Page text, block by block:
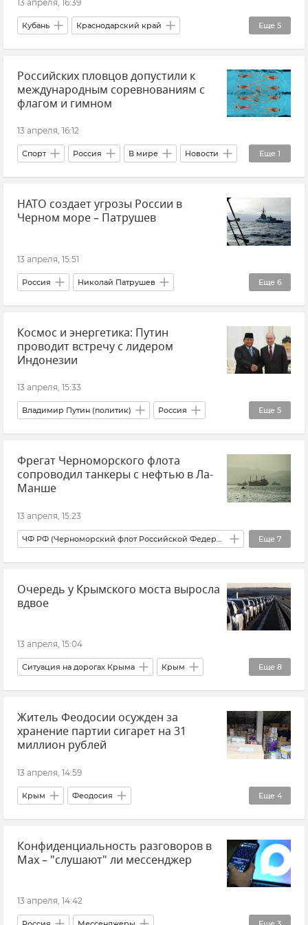
13 апреля, 16:39
Еще 5
Кубань Краснодарский край
МВД по Краснодарскому краю
Происшествия ДТП Армавир
Новости
Российских пловцов допустили к
международным соревнованиям с
флагом и гимном
13 апреля, 16:12
Еще 1
Спорт Россия В мире Новости
Плавание
НАТО создает угрозы России в
Черном море – Патрушев
13 апреля, 15:51
Еще 6
Россия Николай Патрушев
Черное море НАТО Контингент НАТО
Румыния Безопасность Новости
Космос и энергетика: Путин
проводит встречу с лидером
Индонезии
13 апреля, 15:33
Еще 5
Владимир Путин (политик) Россия
Индонезия Политика
Внешняя политика Новости
Экономика
Фрегат Черноморского флота
сопроводил танкеры с нефтью в Ла-
Манше
13 апреля, 15:23
Еще 7
Россия В мире Безопасность
Великобритания Армия и флот
Очередь у Крымского моста выросла
вдвое
13 апреля, 15:04
Еще 8
Ситуация на дорогах Крыма Крым
Крымский мост
Очереди на Крымском мосту Транспорт
Логистика Керчь
Житель Феодосии осужден за
хранение партии сигарет на 31
миллион рублей
13 апреля, 14:59
Еще 4
Крым Феодосия
Прокуратура Республики Крым
Уголовный кодекс Приговор
Правосудие
Конфиденциальность разговоров в
Мax – "слушают" ли мессенджер
13 апреля, 14:42